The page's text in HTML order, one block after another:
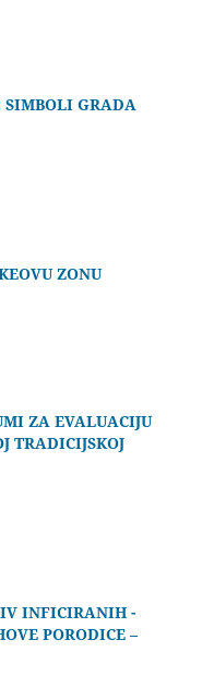
GRADA
ZONU
ZA EVALUACIJU
TRADICIJSKOJ
INFICIRANIH -
PORODICE –